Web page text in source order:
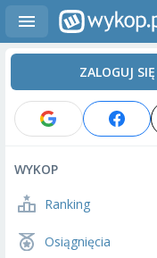
ZALOGUJ SIĘ
WYKOP
Ranking
Osiągnięcia